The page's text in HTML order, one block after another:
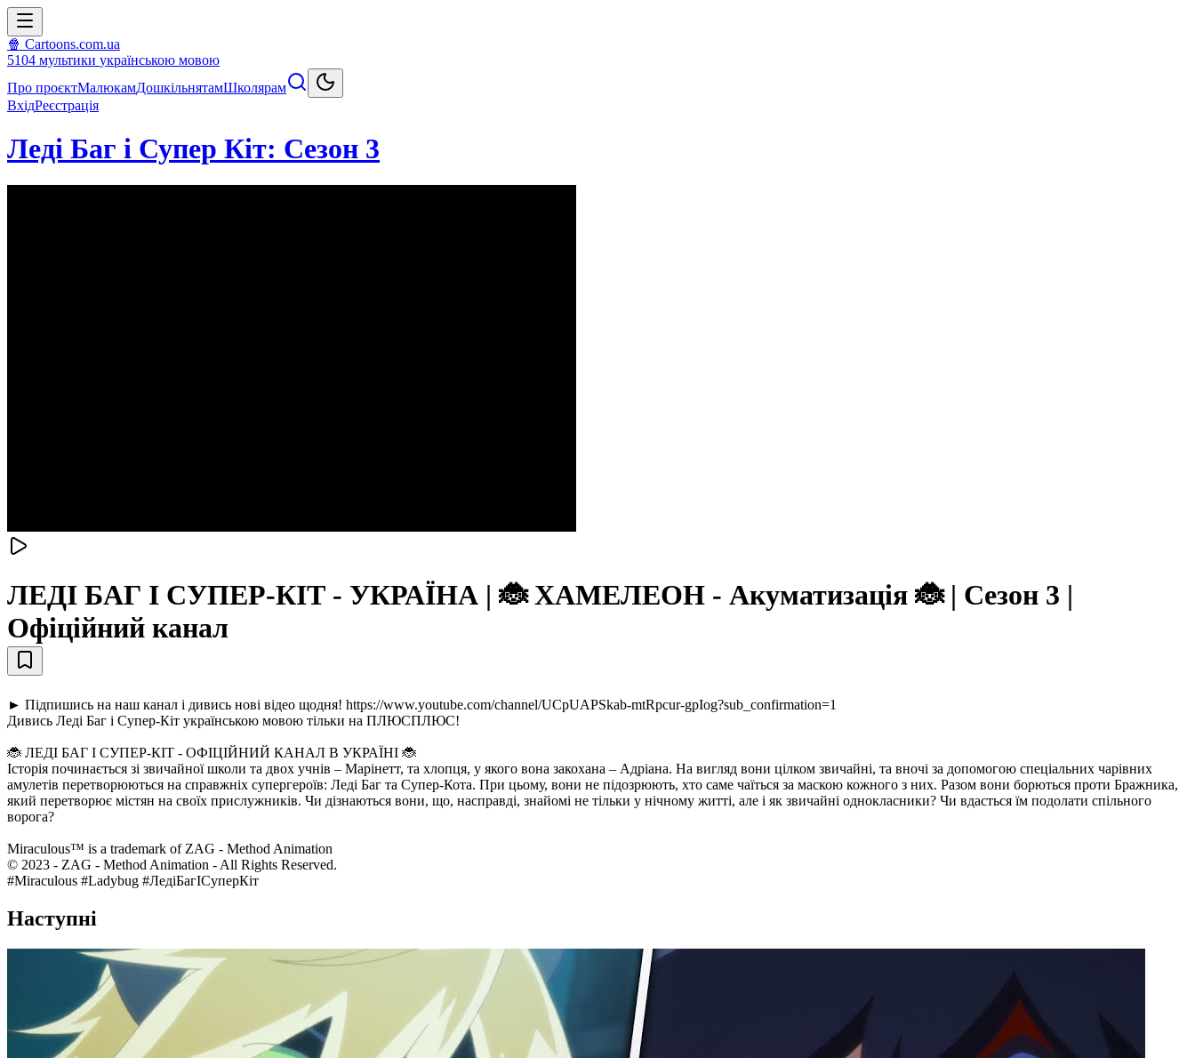
🍿 Cartoons.com.ua
5104 мультики українською мовою
Про проєктМалюкамДошкільнятамШколярам
ВхідРеєстрація
Леді Баг і Супер Кіт: Сезон 3
ЛЕДI БАГ I СУПЕР-КIТ - УКРАЇНА | 🐞 ХАМЕЛЕОН - Акуматизація 🐞 | Сезон 3 |
Офіційний канал
► Підпишись на наш канал і дивись нові відео щодня! https://www.youtube.com/channel/UCpUAPSkab-mtRpcur-gpIog?sub_confirmation=1
Дивись Леді Баг і Супер-Кіт українською мовою тільки на ПЛЮСПЛЮС!
🐞 ЛЕДІ БАГ І СУПЕР-КІТ - ОФІЦІЙНИЙ КАНАЛ В УКРАЇНІ 🐞
Історія починається зі звичайної школи та двох учнів – Марінетт, та хлопця, у якого вона закохана – Адріана. На вигляд вони цілком звичайні, та вночі за допомогою спеціальних чарівних
амулетів перетворюються на справжніх супергероїв: Леді Баг та Супер-Кота. При цьому, вони не підозрюють, хто саме чаїться за маскою кожного з них. Разом вони борються проти Бражника,
який перетворює містян на своїх прислужників. Чи дізнаються вони, що, насправді, знайомі не тільки у нічному житті, але і як звичайні однокласники? Чи вдасться їм подолати спільного
ворога?
Miraculous™ is a trademark of ZAG - Method Animation
© 2023 - ZAG - Method Animation - All Rights Reserved.
#Miraculous #Ladybug #ЛедіБагІСуперКіт
Наступні